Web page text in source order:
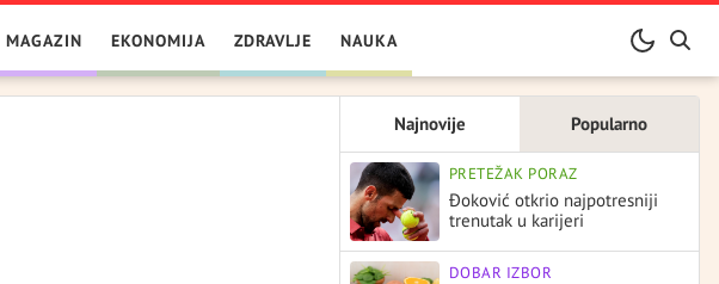
MAGAZIN EKONOMIJA ZDRAVLJE NAUKA
Najnovije Popularno
PRETEŽAK PORAZ
Đoković otkrio najpotresniji
trenutak u karijeri
DOBAR IZBOR